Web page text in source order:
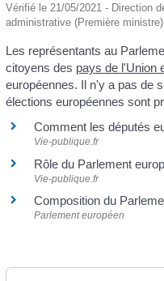
Vérifié le 21/05/2021 - Direction
administrative (Première ministre)
Les représentants au
citoyens des pays de l'Union
européennes. Il n'y a pas de
élections européennes sont
Comment les députés
Vie-publique.fr
Rôle du Parlement
Vie-publique.fr
Composition du
Parlement européen